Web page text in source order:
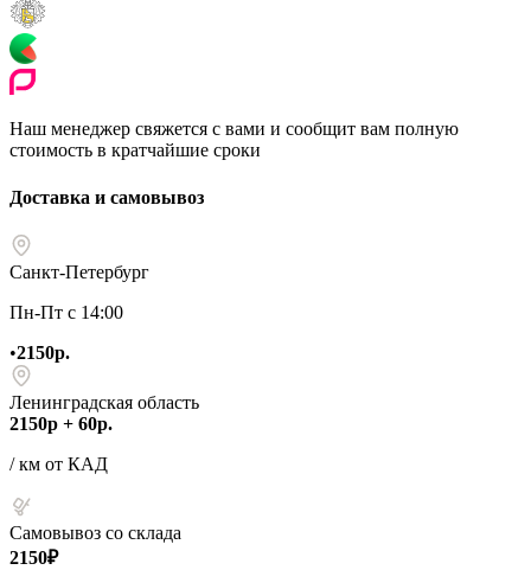
Наш менеджер свяжется с вами и сообщит вам полную
стоимость в кратчайшие сроки
Доставка и самовывоз
Санкт-Петербург
Пн-Пт с 14:00
•2150р.
Ленинградская область
2150р + 60р.
/ км от КАД
Самовывоз со склада
2150₽